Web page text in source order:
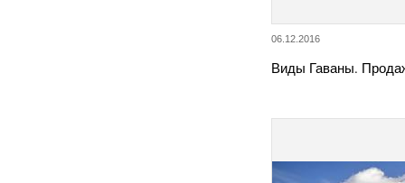
06.12.2016
Виды Гаваны.